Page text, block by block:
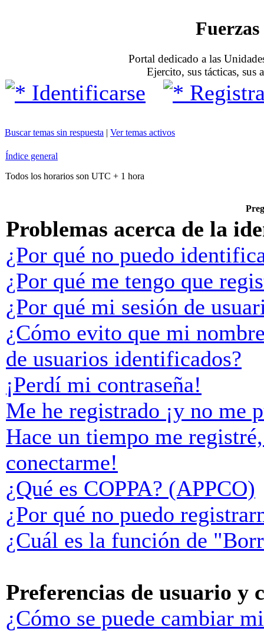
Portal dedicado a las
Ejercito, sus tácticas, sus
Identificarse
Buscar temas sin respuesta | Ver temas activos
Índice general
Todos los horarios son UTC + 1 hora
Problemas acerca de la
¿Por qué no puedo
¿Por qué me tengo que
¿Por qué mi sesión de
¿Cómo evito que mi
de usuarios identificados?
¡Perdí mi contraseña!
Me he registrado ¡y no me
Hace un tiempo me
conectarme!
¿Qué es COPPA? (APPCO)
¿Por qué no puedo
¿Cuál es la función de
Preferencias de usuario y
¿Cómo se puede cambiar